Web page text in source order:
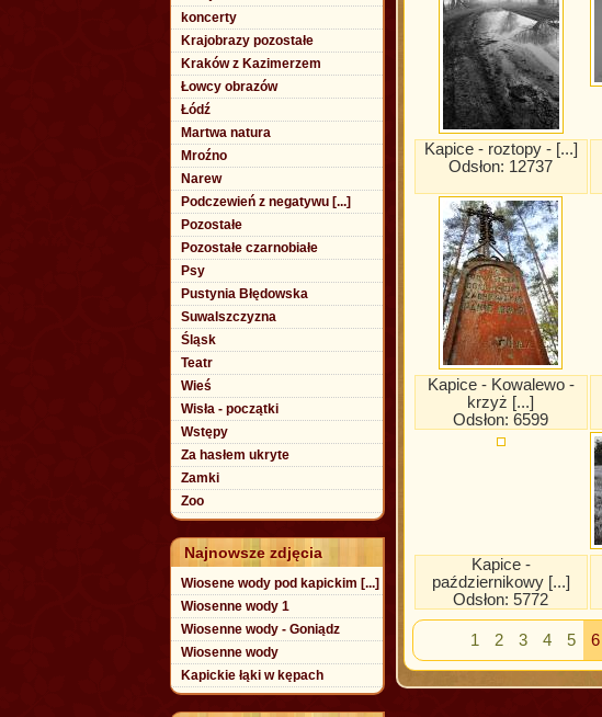
Kapice - roztopy - [...]
Odsłon: 12737
Kapice - Kowalewo -
krzyż [...]
Odsłon: 6599
Kapice -
październikowy [...]
Odsłon: 5772
1 2 3 4 5 6
koncerty
Krajobrazy pozostałe
Kraków z Kazimerzem
Łowcy obrazów
Łódź
Martwa natura
Mroźno
Narew
Podczewień z negatywu [...]
Pozostałe
Pozostałe czarnobiałe
Psy
Pustynia Błędowska
Suwalszczyzna
Śląsk
Teatr
Wieś
Wisła - początki
Wstępy
Za hasłem ukryte
Zamki
Zoo
Najnowsze zdjęcia
Wiosene wody pod kapickim [...]
Wiosenne wody 1
Wiosenne wody - Goniądz
Wiosenne wody
Kapickie łąki w kępach